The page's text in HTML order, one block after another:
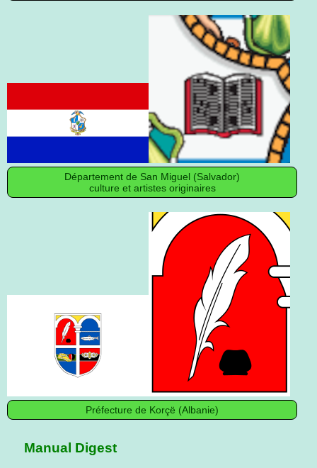
Département de San Miguel (Salvador)
culture et artistes originaires
Préfecture de Korçë (Albanie)
Manual Digest